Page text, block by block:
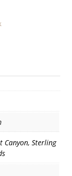
Canyon, Sterling